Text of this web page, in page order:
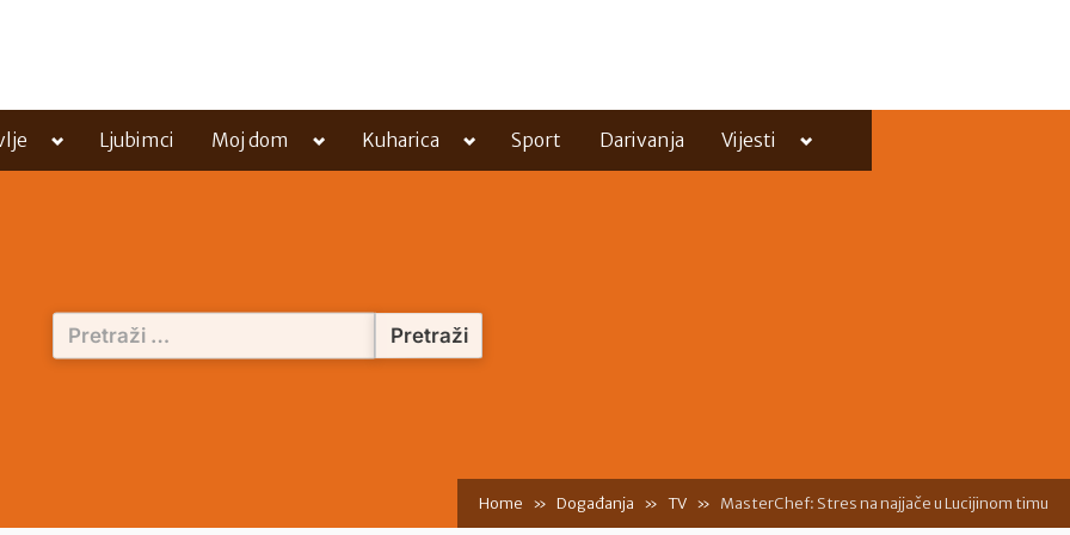
Toggle
menu
Ljubimci Moj dom
Toggle
menu
Kuharica
Toggle
menu
Sport Darivanja Vijesti
Toggle
menu
Pretraži:
Home Događanja TV MasterChef: Stres na najjače u Lucijinom timu